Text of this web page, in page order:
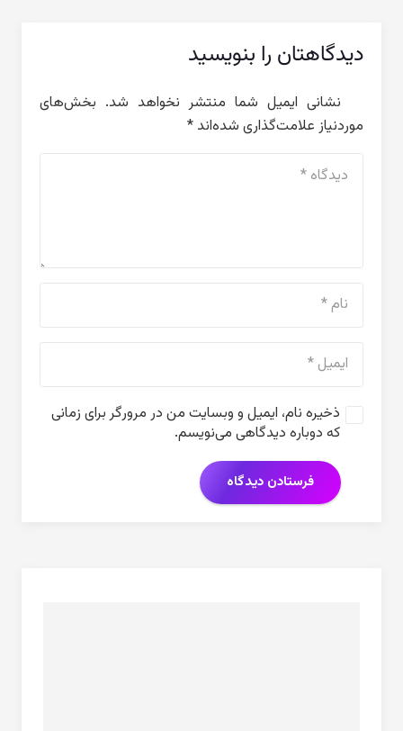
دیدگاهتان را بنویسید
نشانی ایمیل شما منتشر نخواهد شد. بخش‌های
موردنیاز علامت‌گذاری شده‌اند *
ذخیره نام، ایمیل و وبسایت من در مرورگر برای زمانی
که دوباره دیدگاهی می‌نویسم.
فرستادن دیدگاه